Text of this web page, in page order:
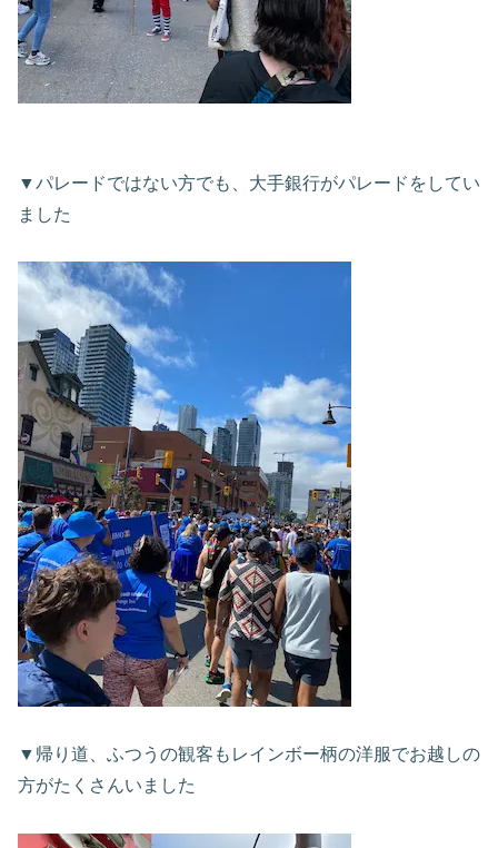
▼パレードではない方でも、大手銀行がパレードをしてい
ました
▼帰り道、ふつうの観客もレインボー柄の洋服でお越しの
方がたくさんいました